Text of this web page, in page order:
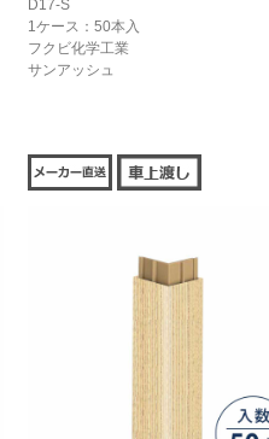
D17-S
1ケース：50本入
フクビ化学工業
サンアッシュ